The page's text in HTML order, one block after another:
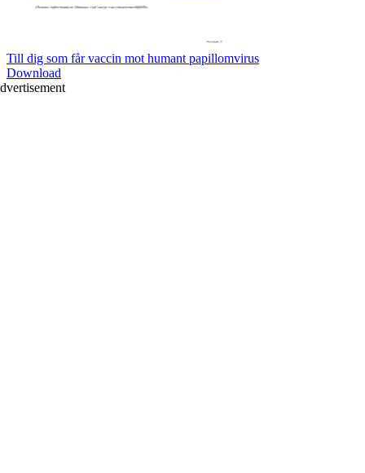
Till dig som får vaccin mot humant papillomvirus
Download